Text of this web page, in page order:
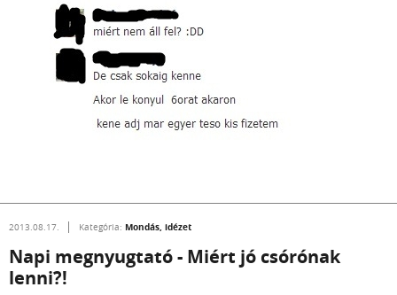
2013.08.17. Kategória: Mondás, idézet
Napi megnyugtató - Miért jó csórónak
lenni?!